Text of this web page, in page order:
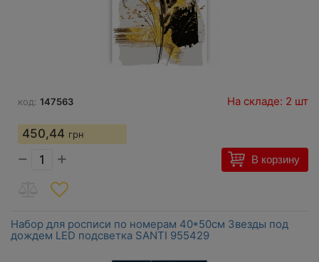
код: 147563 На складе: 2 шт
450,44 грн
− + В корзину
Набор для росписи по номерам 40*50см Звезды под
дождем LED подсветка SANTI 955429